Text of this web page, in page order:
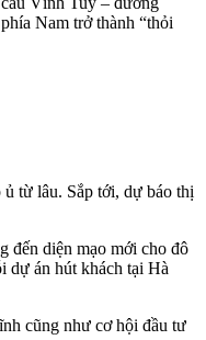
Nam trở thành “thỏi
từ lâu. Sắp tới, dự báo thị
đến diện mạo mới cho đô
dự án hút khách tại Hà
cũng như cơ hội đầu tư